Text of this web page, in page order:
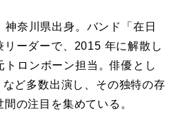
奈川県出身。バンド「在日
リーダーで、2015 年に解散し
ロンボーン担当。俳優とし
ど多数出演し、その独特の存
の注目を集めている。